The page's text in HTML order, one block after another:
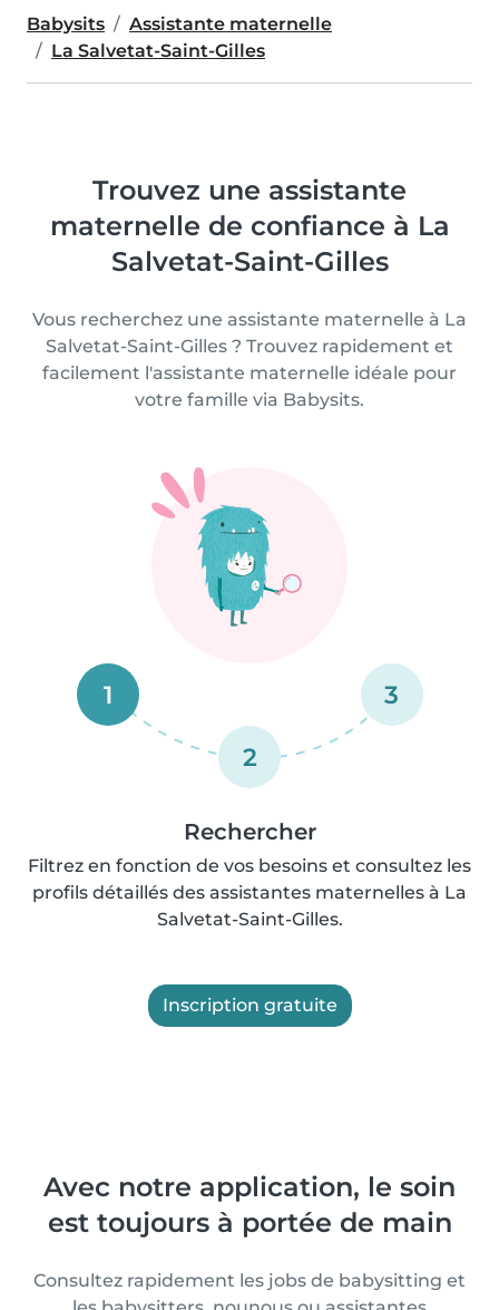
Babysits
Assistante maternelle
La Salvetat-Saint-Gilles
Trouvez une assistante
maternelle de confiance à La
Salvetat-Saint-Gilles
Vous recherchez une assistante maternelle à La
Salvetat-Saint-Gilles ? Trouvez rapidement et
facilement l'assistante maternelle idéale pour
votre famille via Babysits.
1
2
3
Rechercher
Filtrez en fonction de vos besoins et consultez les
profils détaillés des assistantes maternelles à La
Salvetat-Saint-Gilles.
Inscription gratuite
Avec notre application, le soin
est toujours à portée de main
Consultez rapidement les jobs de babysitting et